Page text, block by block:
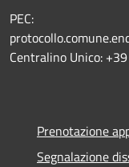
PEC:
Centralino Unico:
Prenotazione
Segnalazione